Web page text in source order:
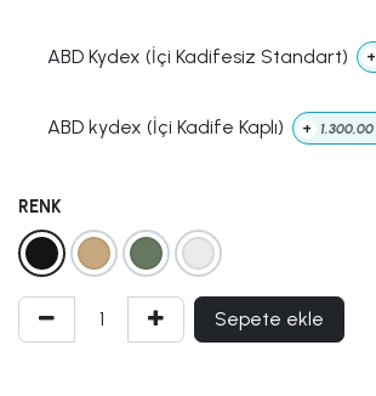
ABD Kydex (İçi Kadifesiz Standart) +
ABD kydex (İçi Kadife Kaplı) + 1.300,00
RENK
Sepete ekle